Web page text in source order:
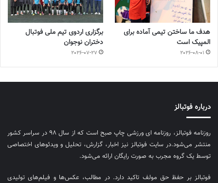
هدف ما ساختن تیمی آماده برای
المپیک است
2026-08-01
برگزاری اردوی تیم ملی فوتبال
دختران نوجوان
2026-07-27
درباره فوتبالز
روزنامه فوتبالز، روزنامه ای ورزشی چاپ صبح است که از سال ۹۸ در سراسر کشور
منتشر می‌شود.در سایت فوتبالز نیز اخبار، گزارش، تحلیل و ویدئوهای اختصاصی
توسط یک گروه مجرب به صورت رایگان ارائه می‌شود.
فوتبالز بر حفظ حق مولف تاکید دارد. در مطالب، عکس‌ها و فیلم‌های تولیدی